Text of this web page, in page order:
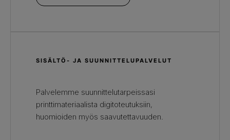
SISÄLTÖ- JA SUUNNITTELUPALVELUT
Palvelemme suunnittelutarpeissasi
printtimateriaalista digitoteutuksiin,
huomioiden myös saavutettavuuden.